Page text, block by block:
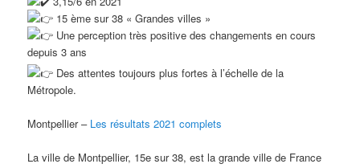
15 ème sur 38 « Grandes villes »
Une perception très positive des changements en cours
depuis 3 ans
Des attentes toujours plus fortes à l’échelle de la
Métropole.
Montpellier – Les résultats 2021 complets
La ville de Montpellier, 15e sur 38, est la grande ville de France